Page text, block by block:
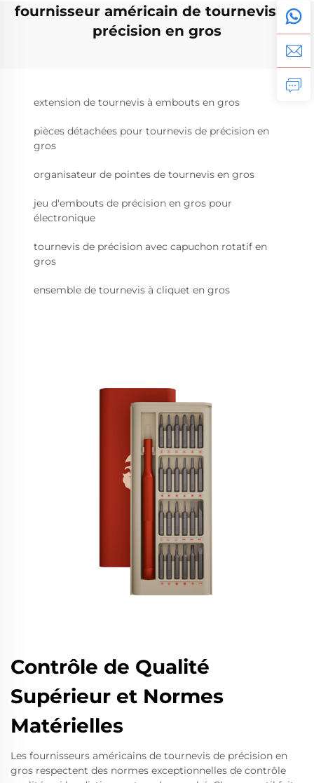
fournisseur américain de tournevis de
précision en gros
extension de tournevis à embouts en gros
pièces détachées pour tournevis de précision en
gros
organisateur de pointes de tournevis en gros
jeu d'embouts de précision en gros pour
électronique
tournevis de précision avec capuchon rotatif en
gros
ensemble de tournevis à cliquet en gros
Contrôle de Qualité
Supérieur et Normes
Matérielles
Les fournisseurs américains de tournevis de précision en
gros respectent des normes exceptionnelles de contrôle